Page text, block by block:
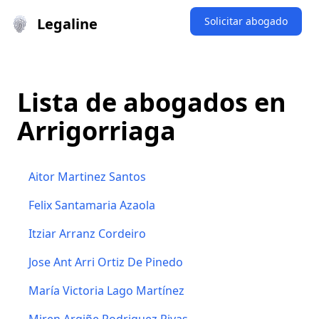
Legaline Solicitar abogado
Lista de abogados en
Arrigorriaga
Aitor Martinez Santos
Felix Santamaria Azaola
Itziar Arranz Cordeiro
Jose Ant Arri Ortiz De Pinedo
María Victoria Lago Martínez